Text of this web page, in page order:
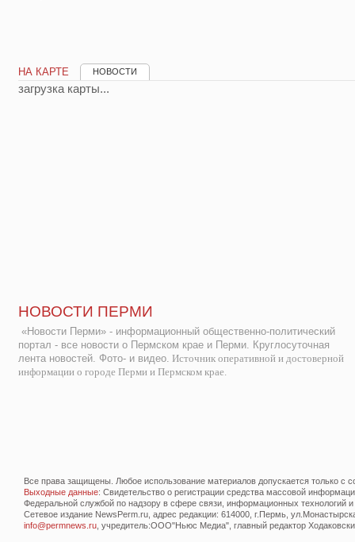
НА КАРТЕ НОВОСТИ
загрузка карты...
НОВОСТИ ПЕРМИ
«Новости Перми» - информационный общественно-политический
портал - все новости о Пермском крае и Перми. Круглосуточная
лента новостей. Фото- и видео. Источник оперативной и достоверной
информации о городе Перми и Пермском крае.
Все права защищены. Любое использование материалов допускается только с
Выходные данные: Свидетельство о регистрации средства массовой
Федеральной службой по надзору в сфере связи, информационных технологий
Сетевое издание NewsPerm.ru, адрес редакции: 614000, г.Пермь,
info@permnews.ru , учредитель:ООО"Ньюс Медиа", главный редактор